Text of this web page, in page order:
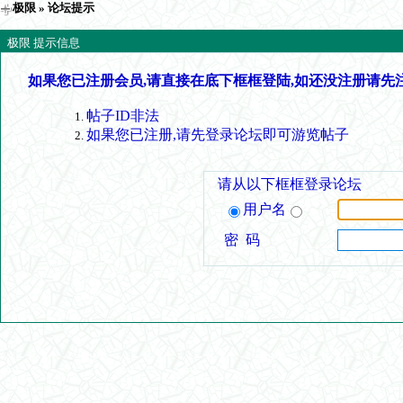
极限 » 论坛提示
极限 提示信息
如果您已注册会员,请直接在底下框框登陆,如还没注册请先
帖子ID非法
如果您已注册,请先登录论坛即可游览帖子
请从以下框框登录论坛
用户名
密 码